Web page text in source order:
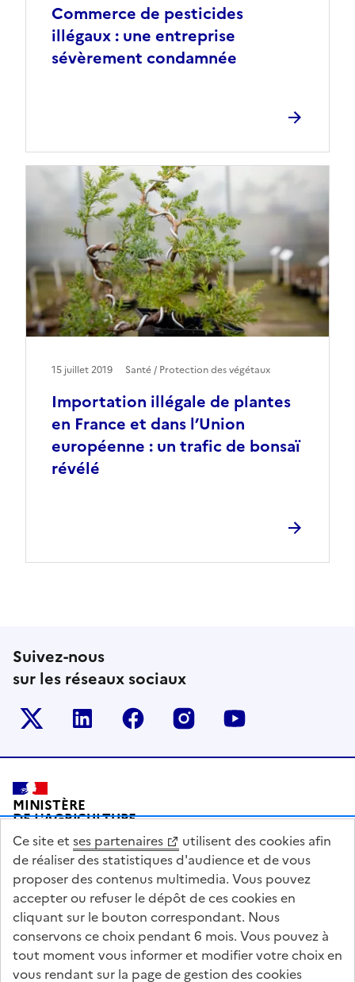
Commerce de pesticides
illégaux : une entreprise
sévèrement condamnée
Importation illégale de plantes
en France et dans l’Union
européenne : un trafic de bonsaï
révélé
15 juillet 2019 Santé / Protection des végétaux
Suivez-nous
sur les réseaux sociaux
Le ministère sur Twitter
Le ministère sur LinkedIn
Le ministère sur Facebook
Le ministère sur
Pied de page
MINISTÈRE
DE L'AGRICULTURE
DE L'AGRO-ALIMENTAIRE
ET DE LA SOUVERAINETÉ
ALIMENTAIRE
legifrance.gouv.fr
info.gouv.fr
service-public.gouv.fr
data.gouv.fr
Ce site et ses partenaires
utilisent des cookies afin
de réaliser des statistiques d'audience et de vous
proposer des contenus multimedia. Vous pouvez
accepter ou refuser le dépôt de ces cookies en
cliquant sur le bouton correspondant. Nous
conservons ce choix pendant 6 mois. Vous pouvez à
tout moment vous informer et modifier votre choix en
vous rendant sur la page de gestion des cookies